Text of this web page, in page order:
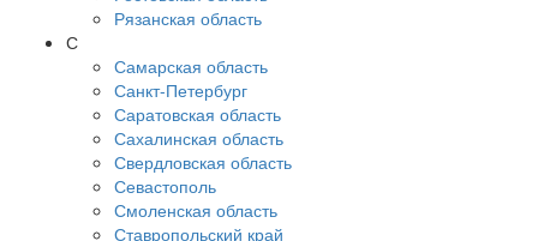
Рязанская область
С
Самарская область
Санкт-Петербург
Саратовская область
Сахалинская область
Свердловская область
Севастополь
Смоленская область
Ставропольский край